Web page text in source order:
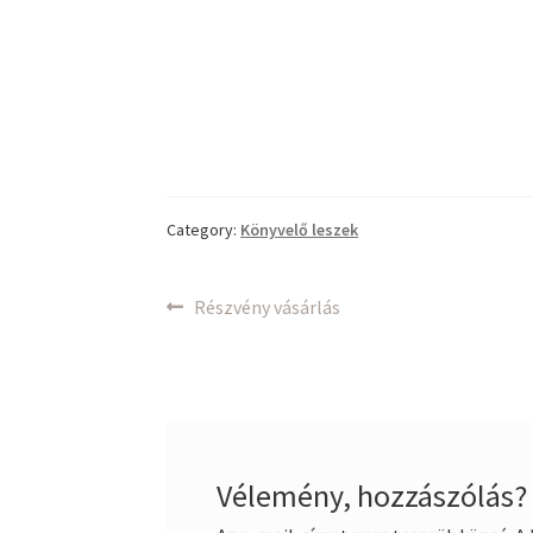
Category: Könyvelő leszek
Bejegyzés
Previous
Részvény vásárlás
Vélemény, hozzászólás?